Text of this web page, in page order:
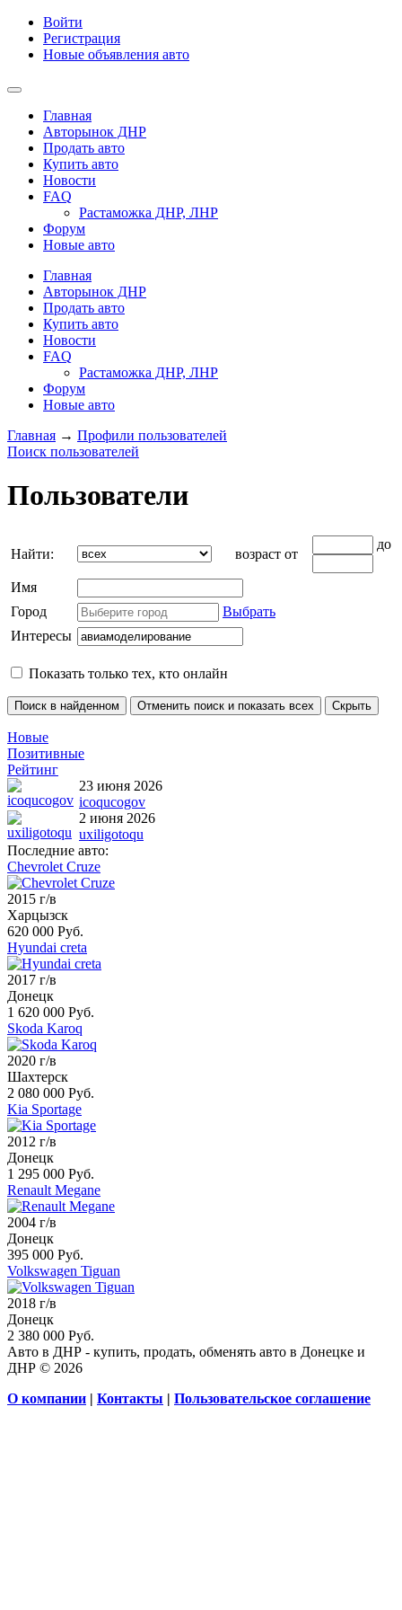
Войти
Регистрация
Новые объявления авто
Главная
Авторынок ДНР
Продать авто
Купить авто
Новости
FAQ
Растаможка ДНР, ЛНР
Форум
Новые авто
Главная
Авторынок ДНР
Продать авто
Купить авто
Новости
FAQ
Растаможка ДНР, ЛНР
Форум
Новые авто
Главная → Профили пользователей
Поиск пользователей
Пользователи
Найти: возраст от
до
Имя
Город
Выбрать
Интересы
Показать только тех, кто онлайн
Новые
Позитивные
Рейтинг
23 июня 2026
icoqucogov
2 июня 2026
uxiligotoqu
Последние авто:
Chevrolet Cruze
2015 г/в
Харцызск
620 000 Руб.
Hyundai creta
2017 г/в
Донецк
1 620 000 Руб.
Skoda Karoq
2020 г/в
Шахтерск
2 080 000 Руб.
Kia Sportage
2012 г/в
Донецк
1 295 000 Руб.
Renault Megane
2004 г/в
Донецк
395 000 Руб.
Volkswagen Tiguan
2018 г/в
Донецк
2 380 000 Руб.
Авто в ДНР - купить, продать, обменять авто в Донецке и
ДНР © 2026
О компании | Контакты | Пользовательское соглашение